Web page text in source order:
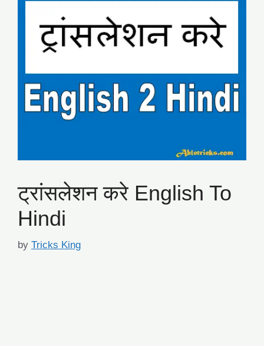
ट्रांसलेशन करे English To
Hindi
by Tricks King